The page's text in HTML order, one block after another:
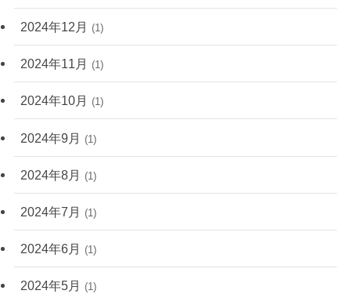
2024年12月 (1)
2024年11月 (1)
2024年10月 (1)
2024年9月 (1)
2024年8月 (1)
2024年7月 (1)
2024年6月 (1)
2024年5月 (1)